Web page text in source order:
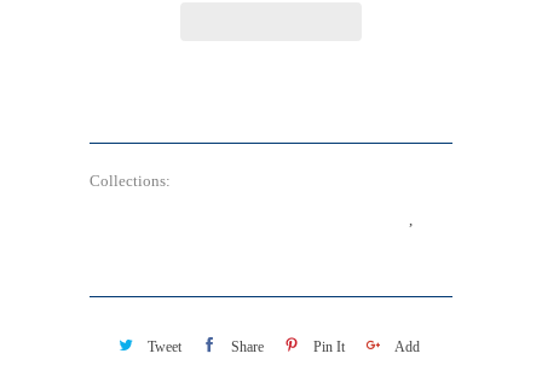
Collections:
,
Tweet Share Pin It Add